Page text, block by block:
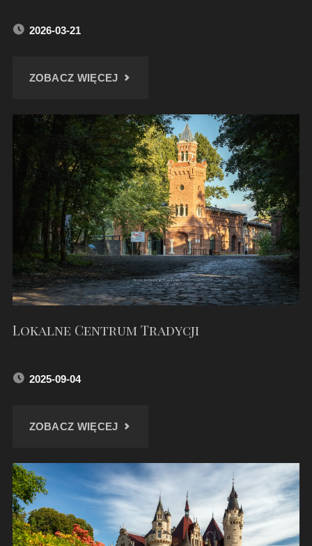
2026-03-21
ZOBACZ WIĘCEJ"SOBOTNI,
PORANEK
W
PYSKOWICACH"
Lokalne Centrum Tradycji
2025-09-04
ZOBACZ WIĘCEJ"LOKALNE
TRADYCJI"